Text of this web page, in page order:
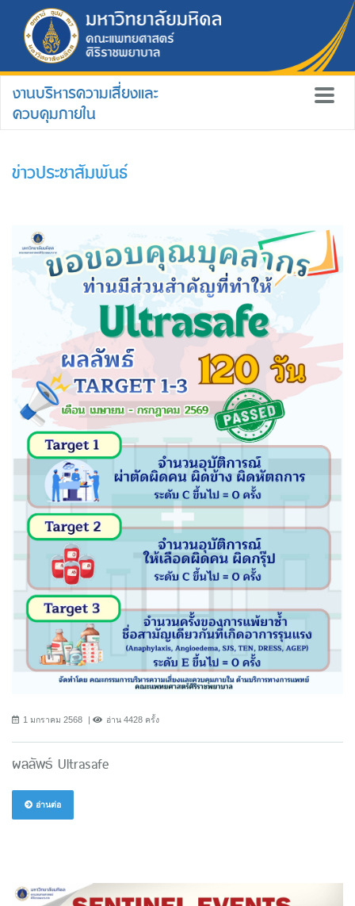
งานบริหารความเสี่ยงและ
ควบคุมภายใน
ข่าวประชาสัมพันธ์
1 มกราคม 2568 อ่าน 4428 ครั้ง
ผลลัพธ์ Ultrasafe
อ่านต่อ